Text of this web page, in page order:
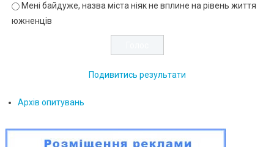
Мені байдуже, назва міста ніяк не вплине на рівень життя
южненців
Подивитись результати
Архів опитувань